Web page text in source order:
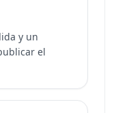
y un
el